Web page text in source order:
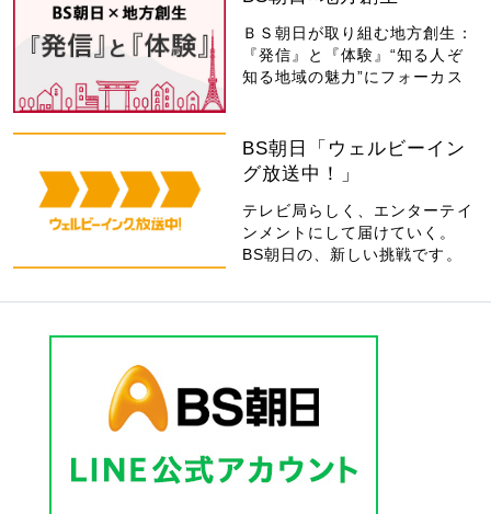
ＢＳ朝日が取り組む地方創生：
『発信』と『体験』“知る人ぞ
知る地域の魅力”にフォーカス
BS朝日「ウェルビーイン
グ放送中！」
テレビ局らしく、エンターテイ
ンメントにして届けていく。
BS朝日の、新しい挑戦です。